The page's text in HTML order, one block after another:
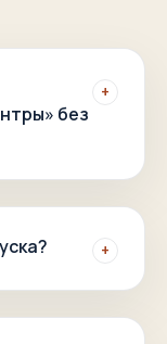
без
+
+